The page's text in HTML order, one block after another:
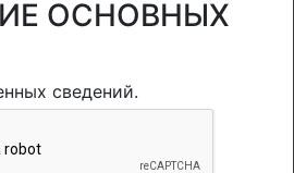
ОСНОВНЫХ
сведений.